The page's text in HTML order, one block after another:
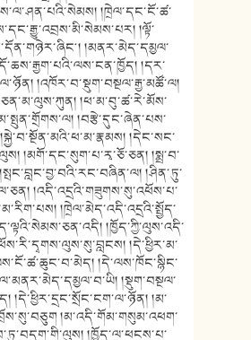
།ཁྲེལ་དང་ངོ་ཚ་
།ལྟོ་
།མནར་མེད་དམྱལ་
།དར་
།འཁོར་བ་སྡུག་བསྔལ་རྒྱ་མཚོ་ལ།
།ཕ་མ་བུ་ཚ་རེ་མོས་
།བརྩེ་དུང་ཞེན་པས་
།དེང་སང་
།མགོ་དང་སུག་པ་རྭ་ཅོ་ཅན། །སྨྲ་བ་
།ཤིན་ཏུ་
།འདི་འདྲའི་གཟུགས་སུ་འཕོས་པ་
།ཁྲེལ་མེད་འདི་འདྲའི་སྤྱོད་
།ཁྱོད་ཀྱི་ལུས་འདི་
།དེ་ཕྱིར་མ་
།དེ་ལས་ཁོང་སྙིང་
།སྡུག་བསྔལ་
།དེ་ཕྱིར་དྲང་སྲོང་ངག་ལ་ཉོན། །མ་
།མ་འདི་གོམ་གསུམ་འཕག་
།ཁྱོད་ལ་ཕངས་པ་